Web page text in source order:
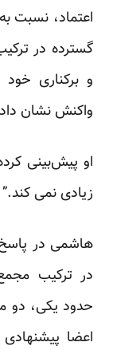
اعتماد، نسبت
گسترده در
و برکناری
واکنش نشان
او پیش‌بینی
زیادی نمی کند.”
هاشمی در پاسخ
در ترکیب
حدود یکی، دو
اعضا